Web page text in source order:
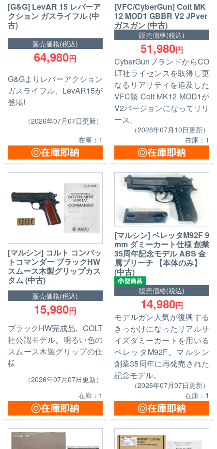
[G&G] LevAR 15 レバーア
クション ガスライフル (中
古)
販売価格(税込)
64,980円
G&Gよりレバーアクション
ガスライフル、LevAR15が
登場!
（2026年07月07日更新）
在庫：1
[VFC/CyberGun] Colt MK
12 MOD1 GBBR V2 JPver
ガスガン (中古)
販売価格(税込)
51,980円
CyberGunブランドからCO
LT社ライセンスを取得し更
なるリアリティを追及した
VFC製 Colt MK12 MOD1が
V2バージョンになってリリ
ース。
（2026年07月10日更新）
在庫：1
[マルシン] コルト コンバッ
トコマンダー ブラックHW
スムース木製グリップカス
タム (中古)
販売価格(税込)
15,980円
ブラックHW完成品。COLT
社公認モデル。明るい色の
スムース木製グリップの仕
様
（2026年07月07日更新）
在庫：1
[マルシン] ベレッタM92F 9
mm ダミーカート仕様 創業
35周年記念モデル ABS 金
属ブリーチ 【本体のみ】
(中古)
販売価格(税込)
14,980円
モデルガン人気が復興する
きっかけになったリアルサ
イズダミーカートを用いる
ベレッタM92F。マルシン
創業35周年に再発売された
記念モデル。
（2026年07月07日更新）
在庫：1